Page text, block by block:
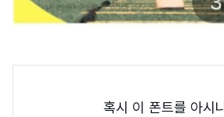
혹시 이 폰트를 아시